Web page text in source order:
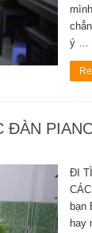
ý …
ĐÀN
ĐI
bạn
hay